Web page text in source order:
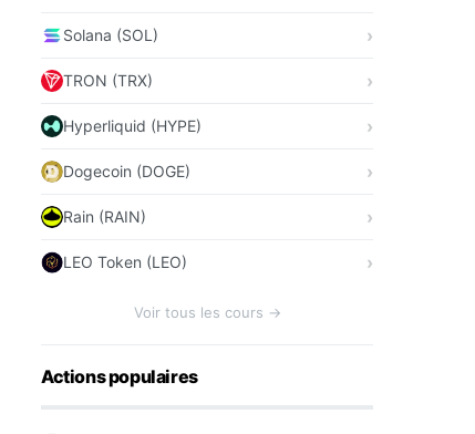
Solana (SOL)
TRON (TRX)
Hyperliquid (HYPE)
Dogecoin (DOGE)
Rain (RAIN)
LEO Token (LEO)
Voir tous les cours →
Actions populaires